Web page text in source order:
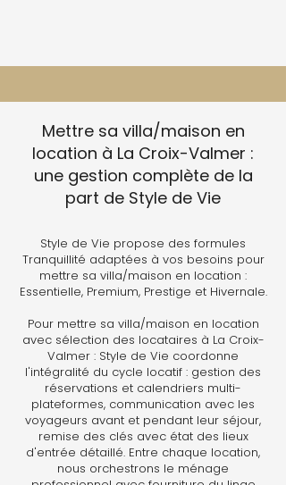
Mettre sa villa/maison en
location à La Croix-Valmer :
une gestion complète de la
part de Style de Vie
Style de Vie propose des formules
Tranquillité adaptées à vos besoins pour
mettre sa villa/maison en location :
Essentielle, Premium, Prestige et Hivernale.
Pour mettre sa villa/maison en location
avec sélection des locataires à La Croix-
Valmer : Style de Vie coordonne
l'intégralité du cycle locatif : gestion des
réservations et calendriers multi-
plateformes, communication avec les
voyageurs avant et pendant leur séjour,
remise des clés avec état des lieux
d'entrée détaillé. Entre chaque location,
nous orchestrons le ménage